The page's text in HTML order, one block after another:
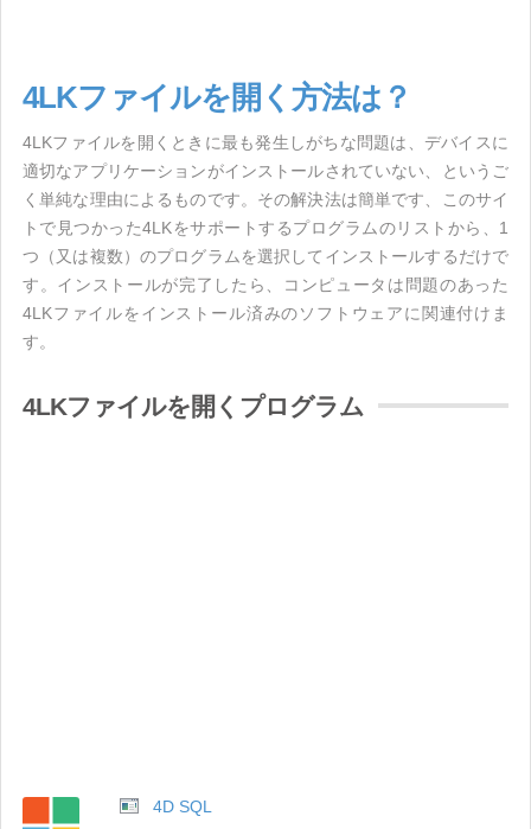
4LKファイルを開く方法は？
4LKファイルを開くときに最も発生しがちな問題は、デバイスに
適切なアプリケーションがインストールされていない、というご
く単純な理由によるものです。その解決法は簡単です、このサイ
トで見つかった4LKをサポートするプログラムのリストから、1
つ（又は複数）のプログラムを選択してインストールするだけで
す。インストールが完了したら、コンピュータは問題のあった
4LKファイルをインストール済みのソフトウェアに関連付けま
す。
4LKファイルを開くプログラム
4D SQL